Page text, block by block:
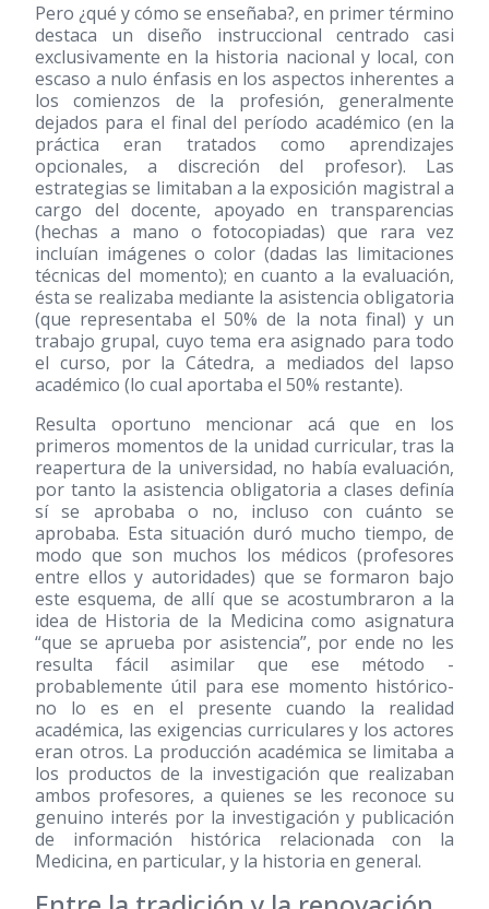
Pero ¿qué y cómo se enseñaba?, en primer término
destaca un diseño instruccional centrado casi
exclusivamente en la historia nacional y local, con
escaso a nulo énfasis en los aspectos inherentes a
los comienzos de la profesión, generalmente
dejados para el final del período académico (en la
práctica eran tratados como aprendizajes
opcionales, a discreción del profesor). Las
estrategias se limitaban a la exposición magistral a
cargo del docente, apoyado en transparencias
(hechas a mano o fotocopiadas) que rara vez
incluían imágenes o color (dadas las limitaciones
técnicas del momento); en cuanto a la evaluación,
ésta se realizaba mediante la asistencia obligatoria
(que representaba el 50% de la nota final) y un
trabajo grupal, cuyo tema era asignado para todo
el curso, por la Cátedra, a mediados del lapso
académico (lo cual aportaba el 50% restante).
Resulta oportuno mencionar acá que en los
primeros momentos de la unidad curricular, tras la
reapertura de la universidad, no había evaluación,
por tanto la asistencia obligatoria a clases definía
sí se aprobaba o no, incluso con cuánto se
aprobaba. Esta situación duró mucho tiempo, de
modo que son muchos los médicos (profesores
entre ellos y autoridades) que se formaron bajo
este esquema, de allí que se acostumbraron a la
idea de Historia de la Medicina como asignatura
“que se aprueba por asistencia”, por ende no les
resulta fácil asimilar que ese método -
probablemente útil para ese momento histórico-
no lo es en el presente cuando la realidad
académica, las exigencias curriculares y los actores
eran otros. La producción académica se limitaba a
los productos de la investigación que realizaban
ambos profesores, a quienes se les reconoce su
genuino interés por la investigación y publicación
de información histórica relacionada con la
Medicina, en particular, y la historia en general.